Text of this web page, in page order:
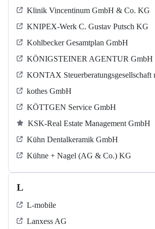
Klinik Vincentinum GmbH & Co. KG
KNIPEX-Werk C. Gustav Putsch KG
Kohlbecker Gesamtplan GmbH
KÖNIGSTEINER AGENTUR GmbH
KONTAX Steuerberatungsgesellschaft
kothes GmbH
KÖTTGEN Service GmbH
KSK-Real Estate Management GmbH
Kühn Dentalkeramik GmbH
Kühne + Nagel (AG & Co.) KG
L
L-mobile
Lanxess AG